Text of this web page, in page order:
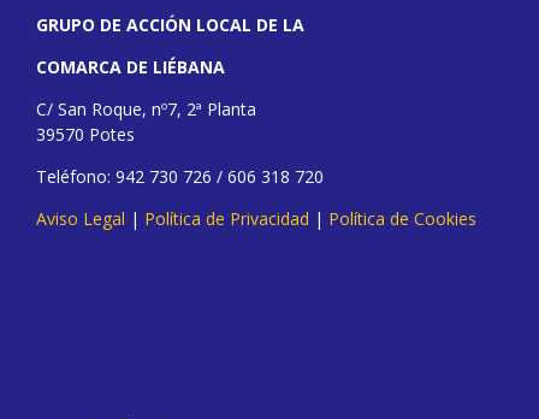
GRUPO DE ACCIÓN LOCAL DE LA
COMARCA DE LIÉBANA
C/ San Roque, nº7, 2ª Planta
39570 Potes
Teléfono: 942 730 726 / 606 318 720
Aviso Legal | Política de Privacidad | Política de Cookies